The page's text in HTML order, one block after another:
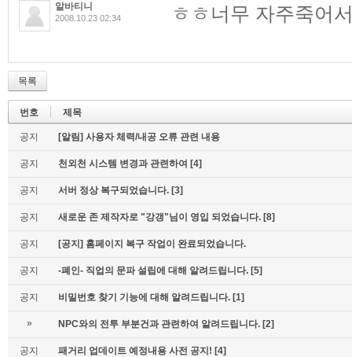
알바티니
2008.10.23 02:34 ㅎㅎ너무 자주죽어
목록
번호 제목
공지 [알림] 사용자 체력/내공 오류 관련 내용
공지 천외천 시스템 변경과 관련하여 [4]
공지 서버 정상 복구되었습니다. [3]
공지 새로운 존 제작자로 "강갱"님이 영입 되었습니다. [8]
공지 [공지] 홈페이지 복구 작업이 완료되었습니다.
공지 -폐인- 직업의 문파 설립에 대해 알려드립니다. [5]
공지 비밀번호 찾기 기능에 대해 알려드립니다. [1]
» NPC와의 전투 부분건과 관련하여 알려드립니다. [2]
공지 패거리 업데이트 예정내용 사전 공지! [4]